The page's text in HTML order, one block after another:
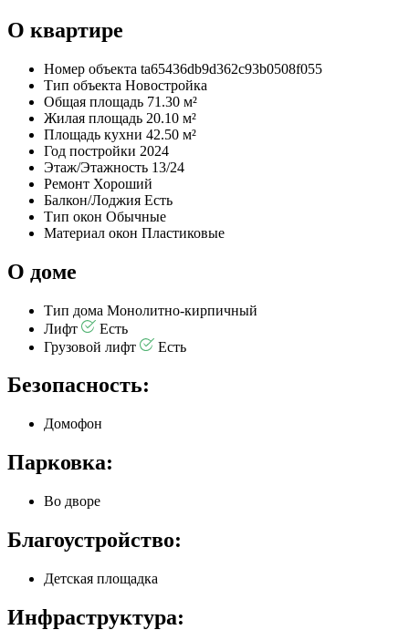
О квартире
Номер объекта ta65436db9d362c93b0508f055
Тип объекта Новостройка
Общая площадь 71.30 м²
Жилая площадь 20.10 м²
Площадь кухни 42.50 м²
Год постройки 2024
Этаж/Этажность 13/24
Ремонт Хороший
Балкон/Лоджия Есть
Тип окон Обычные
Материал окон Пластиковые
О доме
Тип дома Монолитно-кирпичный
Лифт
Есть
Грузовой лифт
Есть
Безопасность:
Домофон
Парковка:
Во дворе
Благоустройство:
Детская площадка
Инфраструктура: